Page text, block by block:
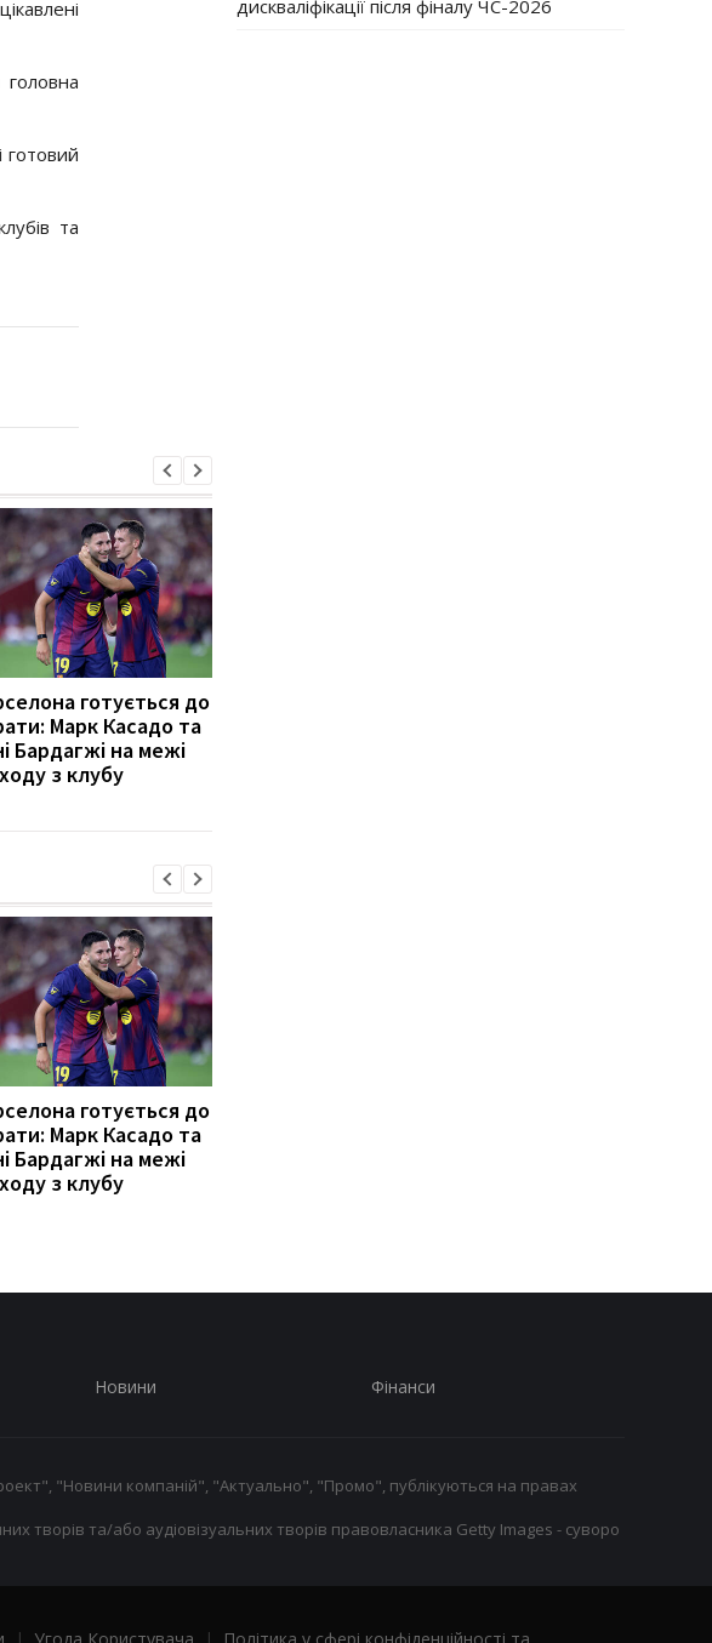
готовий
та
готується до
Марк Касадо та
Бардагжі на межі
з клубу
готується до
Марк Касадо та
Бардагжі на межі
з клубу
дискваліфікації після фіналу ЧС-2026
Новини Фінанси
"Новини компаній", "Актуально", "Промо", публікуються на правах
творів та/або аудіовізуальних творів правовласника Getty Images - суворо